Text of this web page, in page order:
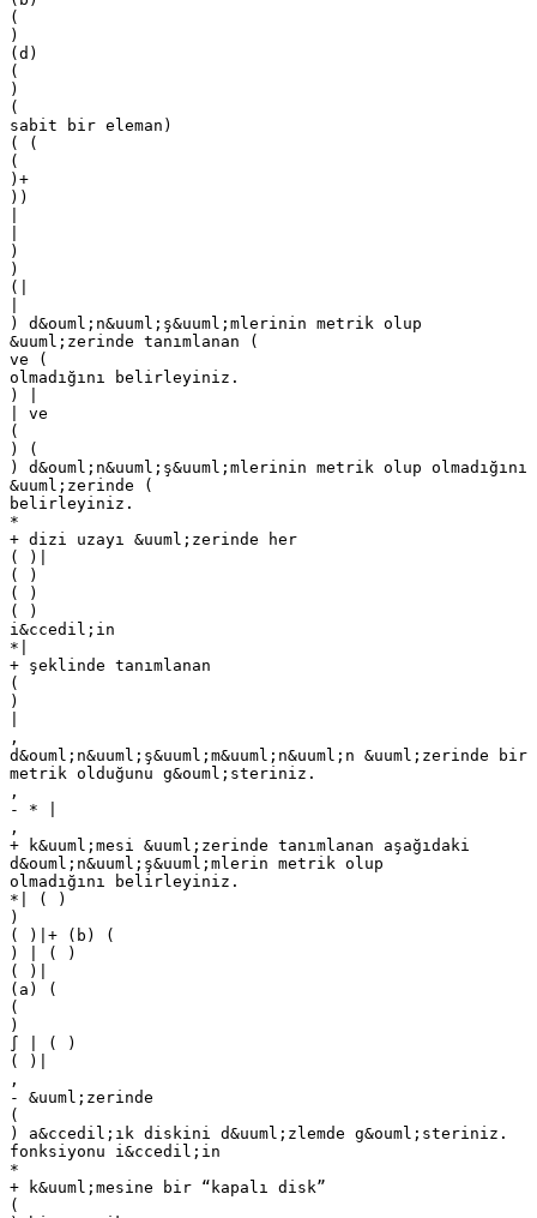
(
)
(d)
(
)
(
sabit bir eleman)
( (
(
)+
))
)
)
(|
) d&ouml;n&uuml;ş&uuml;mlerinin metrik olup
&uuml;zerinde tanımlanan (
ve (
olmadığını belirleyiniz.
) |
| ve
(
) (
) d&ouml;n&uuml;ş&uuml;mlerinin metrik olup olmadığını
&uuml;zerinde (
belirleyiniz.
*
+ dizi uzayı &uuml;zerinde her
( )|
( )
( )
( )
i&ccedil;in
*|
+ şeklinde tanımlanan
(
)
,
d&ouml;n&uuml;ş&uuml;m&uuml;n&uuml;n &uuml;zerinde bir
metrik olduğunu g&ouml;steriniz.
,
- * |
,
+ k&uuml;mesi &uuml;zerinde tanımlanan aşağıdaki
d&ouml;n&uuml;ş&uuml;mlerin metrik olup
olmadığını belirleyiniz.
*| ( )
)
( )|+ (b) (
) | ( )
( )|
(a) (
(
)
∫ | ( )
( )|
,
- &uuml;zerinde
(
) a&ccedil;ık diskini d&uuml;zlemde g&ouml;steriniz.
fonksiyonu i&ccedil;in
*
+ k&uuml;mesine bir “kapalı disk”
(